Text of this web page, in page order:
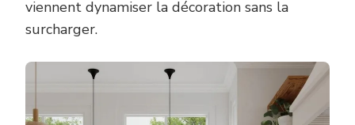
viennent dynamiser la décoration sans la
surcharger.